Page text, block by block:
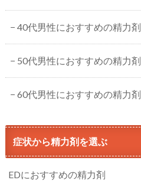
40代男性におすすめの精力剤
50代男性におすすめの精力剤
60代男性におすすめの精力剤
症状から精力剤を選ぶ
EDにおすすめの精力剤